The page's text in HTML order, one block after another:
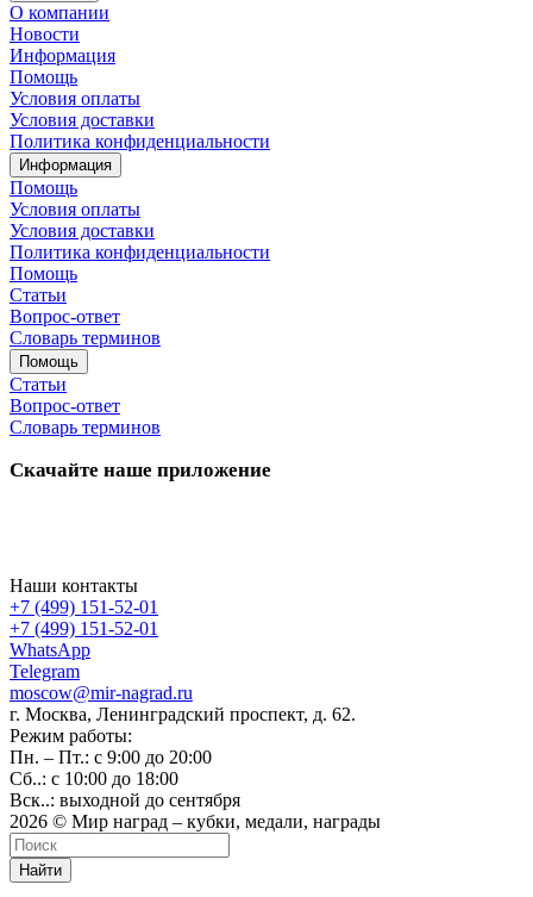
О компании
Новости
Информация
Помощь
Условия оплаты
Условия доставки
Политика конфиденциальности
Информация
Помощь
Условия оплаты
Условия доставки
Политика конфиденциальности
Помощь
Статьи
Вопрос-ответ
Словарь терминов
Помощь
Статьи
Вопрос-ответ
Словарь терминов
Скачайте наше приложение
Наши контакты
+7 (499) 151-52-01
+7 (499) 151-52-01
WhatsApp
Telegram
moscow@mir-nagrad.ru
г. Москва, Ленинградский проспект, д. 62.
Режим работы:
Пн. – Пт.: с 9:00 до 20:00
Сб..: с 10:00 до 18:00
Вск..: выходной до сентября
2026 © Мир наград – кубки, медали, награды
Найти